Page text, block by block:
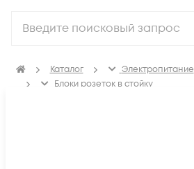
Каталог
Электропитание
Блоки розеток в стойку